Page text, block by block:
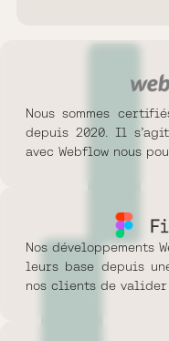
Nous sommes
depuis 2020. Il
avec Webflow nous
Nos développements
leurs base depuis
nos clients de valider